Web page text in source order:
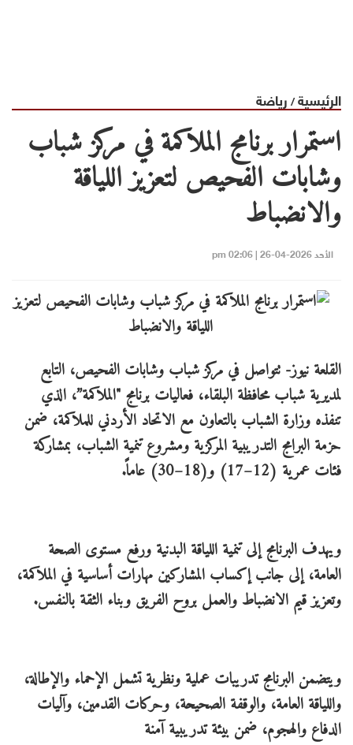
الرئيسية/ رياضة
استمرار برنامج الملاكمة في مركز شباب
وشابات الفحيص لتعزيز اللياقة
والانضباط
الأحد 2026-04-26 | 02:06 pm
القلعة نيوز- تتواصل في مركز شباب وشابات الفحيص، التابع
لمديرية شباب محافظة البلقاء، فعاليات برنامج "الملاكمة”، الذي
تنفذه وزارة الشباب بالتعاون مع الاتحاد الأردني للملاكمة، ضمن
حزمة البرامج التدريبية المركزية ومشروع تنمية الشباب، بمشاركة
فئات عمرية (12–17) و(18–30) عاماً.
ويهدف البرنامج إلى تنمية اللياقة البدنية ورفع مستوى الصحة
العامة، إلى جانب إكساب المشاركين مهارات أساسية في الملاكمة،
وتعزيز قيم الانضباط والعمل بروح الفريق وبناء الثقة بالنفس.
ويتضمن البرنامج تدريبات عملية ونظرية تشمل الإحماء والإطالة،
واللياقة العامة، والوقفة الصحيحة، وحركات القدمين، وآليات
الدفاع والهجوم، ضمن بيئة تدريبية آمنة